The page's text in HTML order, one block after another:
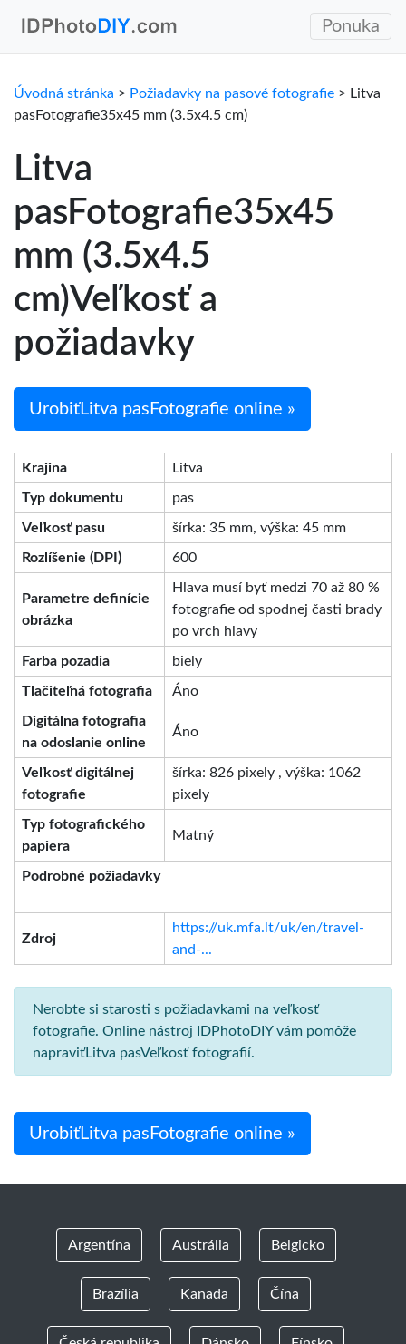
Ponuka
Úvodná stránka > Požiadavky na pasové fotografie > Litva
pasFotografie35x45 mm (3.5x4.5 cm)
Litva
pasFotografie35x45
mm (3.5x4.5
cm)Veľkosť a
požiadavky
UrobiťLitva pasFotografie online »
Krajina Litva
Typ dokumentu pas
Veľkosť pasu šírka: 35 mm, výška: 45 mm
Rozlíšenie (DPI) 600
Parametre definície
obrázka
Hlava musí byť medzi 70 až 80 %
fotografie od spodnej časti brady
po vrch hlavy
Farba pozadia biely
Tlačiteľná fotografia Áno
Digitálna fotografia
na odoslanie online
Áno
Veľkosť digitálnej
fotografie
šírka: 826 pixely , výška: 1062
pixely
Typ fotografického
papiera
Matný
Podrobné požiadavky
Zdroj
https://uk.mfa.lt/uk/en/travel-
and-...
Nerobte si starosti s požiadavkami na veľkosť
fotografie. Online nástroj IDPhotoDIY vám pomôže
napraviťLitva pasVeľkosť fotografií.
UrobiťLitva pasFotografie online »
Argentína Austrália Belgicko
Brazília Kanada Čína